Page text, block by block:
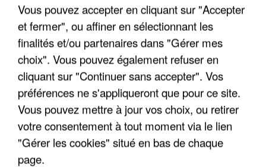
"ON N'EST PAS DES PARENTS
PARFAITS"
Vous pouvez accepter en cliquant sur "Accepter
et fermer", ou affiner en sélectionnant les
finalités et/ou partenaires dans "Gérer mes
choix". Vous pouvez également refuser en
cliquant sur "Continuer sans accepter". Vos
préférences ne s'appliqueront que pour ce site.
Vous pouvez mettre à jour vos choix, ou retirer
votre consentement à tout moment via le lien
"Gérer les cookies" situé en bas de chaque
page.